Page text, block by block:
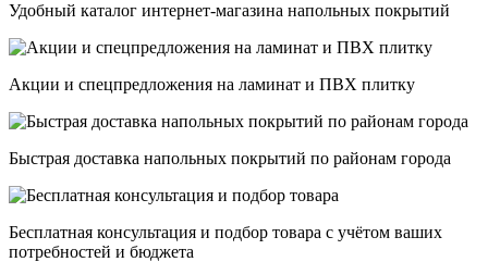
Удобный каталог интернет-магазина напольных покрытий
Акции и спецпредложения на ламинат и ПВХ плитку
Быстрая доставка напольных покрытий по районам города
Бесплатная консультация и подбор товара с учётом ваших
потребностей и бюджета